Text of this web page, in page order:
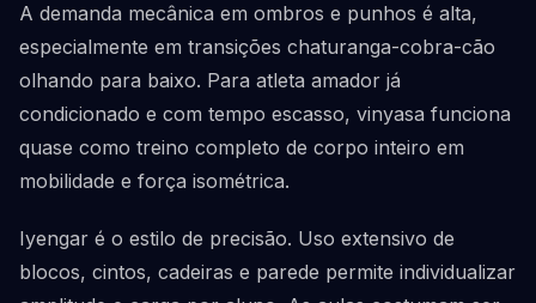
A demanda mecânica em ombros e punhos é alta,
especialmente em transições chaturanga-cobra-cão
olhando para baixo. Para atleta amador já
condicionado e com tempo escasso, vinyasa funciona
quase como treino completo de corpo inteiro em
mobilidade e força isométrica.
Iyengar é o estilo de precisão. Uso extensivo de
blocos, cintos, cadeiras e parede permite individualizar